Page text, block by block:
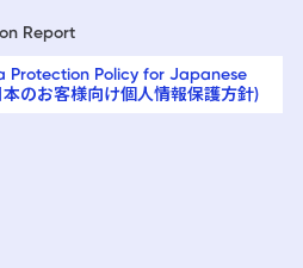
Report
Protection Policy for Japanese
のお客様向け個人情報保護方針)